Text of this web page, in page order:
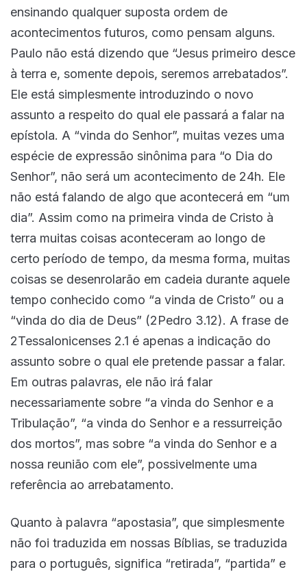
ensinando qualquer suposta ordem de
acontecimentos futuros, como pensam alguns.
Paulo não está dizendo que “Jesus primeiro desce
à terra e, somente depois, seremos arrebatados”.
Ele está simplesmente introduzindo o novo
assunto a respeito do qual ele passará a falar na
epístola. A “vinda do Senhor”, muitas vezes uma
espécie de expressão sinônima para “o Dia do
Senhor”, não será um acontecimento de 24h. Ele
não está falando de algo que acontecerá em “um
dia”. Assim como na primeira vinda de Cristo à
terra muitas coisas aconteceram ao longo de
certo período de tempo, da mesma forma, muitas
coisas se desenrolarão em cadeia durante aquele
tempo conhecido como “a vinda de Cristo” ou a
“vinda do dia de Deus” (2Pedro 3.12). A frase de
2Tessalonicenses 2.1 é apenas a indicação do
assunto sobre o qual ele pretende passar a falar.
Em outras palavras, ele não irá falar
necessariamente sobre “a vinda do Senhor e a
Tribulação”, “a vinda do Senhor e a ressurreição
dos mortos”, mas sobre “a vinda do Senhor e a
nossa reunião com ele”, possivelmente uma
referência ao arrebatamento.
Quanto à palavra “apostasia”, que simplesmente
não foi traduzida em nossas Bíblias, se traduzida
para o português, significa “retirada”, “partida” e